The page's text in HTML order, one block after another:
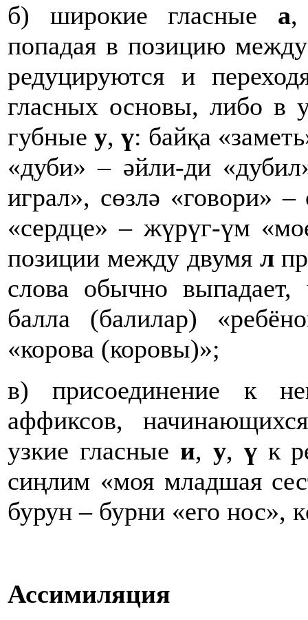
б) широкие гласные а
попадая в позицию
редуцируются и
гласных основы, либо в
губныеу,ү: байқа
«дуби» – әйли-ди
играл», сөзлә «говори»
«сердце» – жүрүг-үм
позиции между двумя л
слова обычно
балла (балилар)
«корова (коровы)»;
в) присоединение к
аффиксов,
узкие гласные и, у, үк
сиңлим «моя младшая
бурун – бурни «его нос»,
Ассимиляция